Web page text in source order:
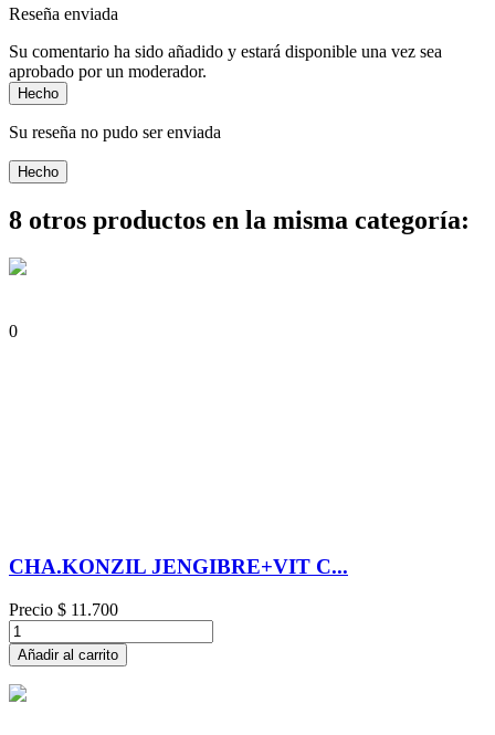
Reseña enviada
Su comentario ha sido añadido y estará disponible una vez sea
aprobado por un moderador.
Hecho
Su reseña no pudo ser enviada
Hecho
8 otros productos en la misma categoría:
0
CHA.KONZIL JENGIBRE+VIT C...
Precio $ 11.700
Añadir al carrito